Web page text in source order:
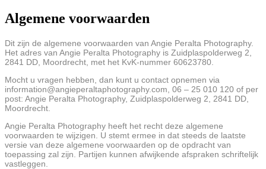
Algemene voorwaarden
Dit zijn de algemene voorwaarden van Angie Peralta Photography.
Het adres van Angie Peralta Photography is Zuidplaspolderweg 2,
2841 DD, Moordrecht, met het KvK-nummer 60623780.
Mocht u vragen hebben, dan kunt u contact opnemen via
information@angieperaltaphotography.com, 06 – 25 010 120 of per
post: Angie Peralta Photography, Zuidplaspolderweg 2, 2841 DD,
Moordrecht.
Angie Peralta Photography heeft het recht deze algemene
voorwaarden te wijzigen. U stemt ermee in dat steeds de laatste
versie van deze algemene voorwaarden op de opdracht van
toepassing zal zijn. Partijen kunnen afwijkende afspraken schriftelijk
vastleggen.